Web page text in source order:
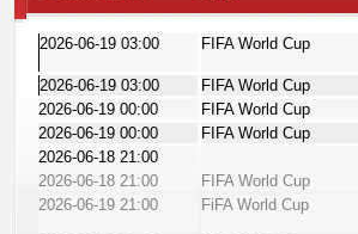
2026-06-19 03:00 FIFA World Cup
2026-06-19 03:00
FIFA World Cup
2026-06-19 00:00
FIFA World Cup
2026-06-19 00:00
FIFA World Cup
2026-06-18 21:00
2026-06-18 21:00
FIFA World Cup
2026-06-19 21:00
FiFA World Cup